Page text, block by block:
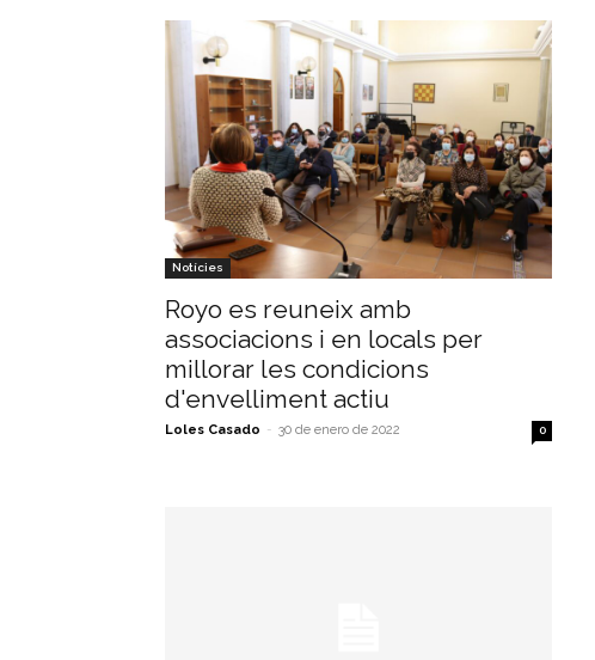
Notícies
Royo es reuneix amb
associacions i en locals per
millorar les condicions
d'envelliment actiu
Loles Casado - 30 de enero de 2022 0